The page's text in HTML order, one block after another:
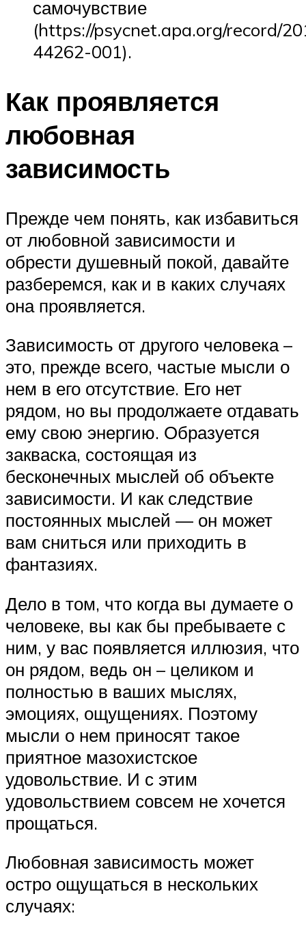
самочувствие
(https://psycnet.apa.org/record/
44262-001).
Как проявляется
любовная
зависимость
Прежде чем понять, как избавиться
от любовной зависимости и
обрести душевный покой, давайте
разберемся, как и в каких случаях
она проявляется.
Зависимость от другого человека –
это, прежде всего, частые мысли о
нем в его отсутствие. Его нет
рядом, но вы продолжаете отдавать
ему свою энергию. Образуется
закваска, состоящая из
бесконечных мыслей об объекте
зависимости. И как следствие
постоянных мыслей — он может
вам сниться или приходить в
фантазиях.
Дело в том, что когда вы думаете о
человеке, вы как бы пребываете с
ним, у вас появляется иллюзия, что
он рядом, ведь он – целиком и
полностью в ваших мыслях,
эмоциях, ощущениях. Поэтому
мысли о нем приносят такое
приятное мазохистское
удовольствие. И с этим
удовольствием совсем не хочется
прощаться.
Любовная зависимость может
остро ощущаться в нескольких
случаях: